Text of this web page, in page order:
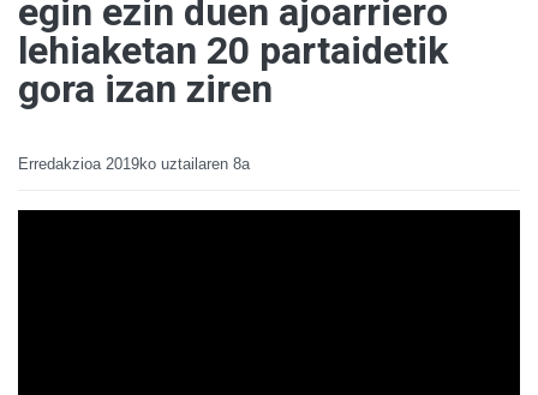
egin ezin duen ajoarriero
lehiaketan 20 partaidetik
gora izan ziren
Erredakzioa 2019ko uztailaren 8a